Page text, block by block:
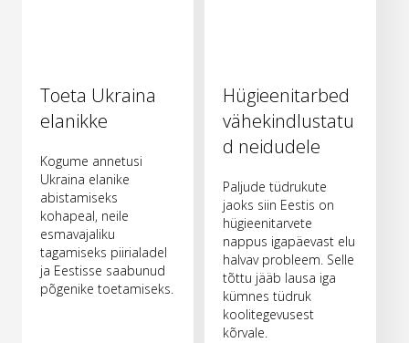
Toeta Ukraina
elanikke
Kogume annetusi
Ukraina elanike
abistamiseks
kohapeal, neile
esmavajaliku
tagamiseks piirialadel
ja Eestisse saabunud
põgenike toetamiseks.
Hügieenitarbed
vähekindlustatu
d neidudele
Paljude tüdrukute
jaoks siin Eestis on
hügieenitarvete
nappus igapäevast elu
halvav probleem. Selle
tõttu jääb lausa iga
kümnes tüdruk
koolitegevusest
kõrvale.